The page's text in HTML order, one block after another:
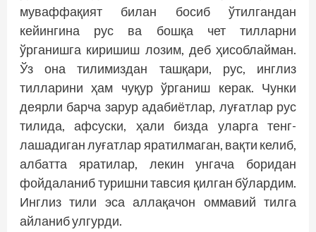
муваффақият билан босиб ўтилгандан
кейингина рус ва бошқа чет тилларни
ўрганишга киришиш лозим, деб ҳисоблайман.
Ўз она тилимиздан ташқари, рус, инглиз
тилларини ҳам чуқур ўрганиш керак. Чунки
деярли барча зарур адабиётлар, луғатлар рус
тилида, афсуски, ҳали бизда уларга тенг­
лашадиган луғатлар яратилмаган, вақти келиб,
албатта яратилар, лекин унгача боридан
фойдаланиб туришни тавсия қилган бўлардим.
Инглиз тили эса аллақачон оммавий тилга
айланиб улгурди.